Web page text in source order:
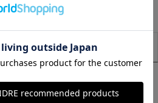
サイズ詳細 購入レビュー
江さんの2024年秋冬コラボレーシ